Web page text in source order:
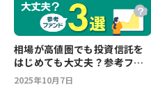
相場が高値圏でも投資信託を
はじめても大丈夫？参考ファ
ンド3選
2025年10月7日